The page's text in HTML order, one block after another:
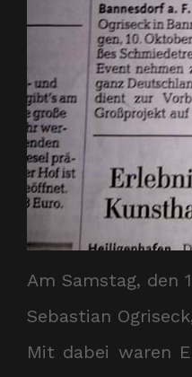
Am Samstag, den
Sebastian
Mit dabei waren